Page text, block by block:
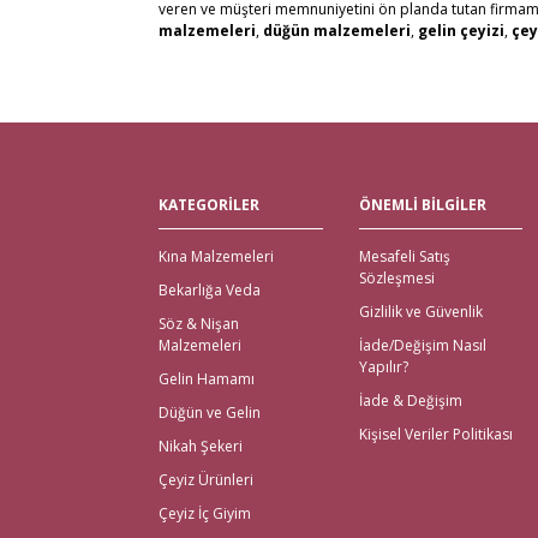
veren ve müşteri memnuniyetini ön planda tutan
malzemeleri, düğün malzemeleri, gelin çeyizi,
olanaklarımızla müşteri memnuniyetini en üst
Nikah Şekeri ve En
için en doğru adres elbette
için kapıda ödeme imkanı ile beraber yalnızca çeyiz
bekarlığa veda partisi malzemeleriiçin de kapıda
içinde teslimat yapılmaktadır.
İhtiyacınız Olan Tüm
Gelince Alışveriş üzerinden ihtiyacınız olan tüm kına
kına kutuları, ekonomik setler, mezuniyet kına gecesi,
En Eğlenceli Bekarlığa
Bekarlığa veda partisi malzemeleri; büyük gününüzden
kılan ürünlerdir. Tüm gecenin keyifli olmasını sağlayan
KATEGORİLER
Kına Malzemeleri
Bekarlığa Veda
Söz & Nişan
Malzemeleri
Gelin Hamamı
Düğün ve Gelin
Nikah Şekeri
Çeyiz Ürünleri
Çeyiz İç Giyim
ÖNEMLİ BİLGİLER
Mesafeli Satış
Sözleşmesi
Gizlilik ve Güvenlik
İade/Değişim Nasıl
Yapılır?
İade & Değişim
Kişisel Veriler Politikası